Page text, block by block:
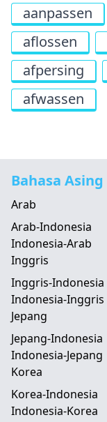
aanpassen
aflossen
afpersing
afwassen
Bahasa Asing
Arab
Arab-Indonesia
Indonesia-Arab
Inggris
Inggris-Indonesia
Indonesia-Inggris
Jepang
Jepang-Indonesia
Indonesia-Jepang
Korea
Korea-Indonesia
Indonesia-Korea